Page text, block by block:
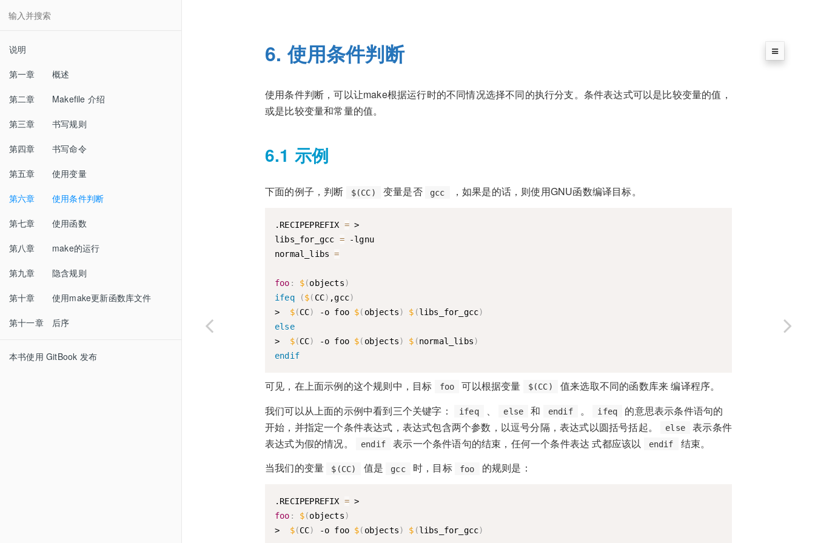
说明
第一章 概述
第二章 Makefile 介绍
第三章 书写规则
第四章 书写命令
第五章 使用变量
第六章 使用条件判断
第七章 使用函数
第八章 make的运行
第九章 隐含规则
第十章 使用make更新函数库文件
第十一章 后序
本书使用 GitBook 发布
6. 使用条件判断
使用条件判断，可以让make根据运行时的不同情况选择不同的执行分支。条件表达式可以是比较变量的值，
或是比较变量和常量的值。
6.1 示例
下面的例子，判断 $(CC) 变量是否 gcc ，如果是的话，则使用GNU函数编译目标。
.RECIPEPREFIX = >
libs_for_gcc = -lgnu
normal_libs =
foo : $(objects)
ifeq
($( CC) ,gcc)
> $(CC) -o foo $( objects) $ (libs_for_gcc)
else
> $(CC) -o foo $( objects) $ (normal_libs)
endif
可见，在上面示例的这个规则中，目标 foo 可以根据变量 $(CC)
值来选取不同的函数库来 编译程序。
我们可以从上面的示例中看到三个关键字：
ifeq 、 else 和 endif 。 ifeq
的意思表示条件语句的
开始，并指定一个条件表达式，表达式包含两个参数，以逗号分隔，表达式以圆括号括起。
else
表示条件
表达式为假的情况。
endif 表示一个条件语句的结束，任何一个条件表达 式都应该以 endif
结束。
当我们的变量
$(CC) 值是 gcc 时，目标 foo 的规则是：
.RECIPEPREFIX =
foo : $(objects)
> $(CC) -o foo $( objects) $ (libs_for_gcc)